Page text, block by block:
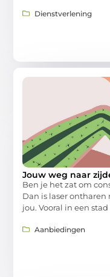
Dienstverlening
Jouw weg naar
Ben je het zat om
Dan is laser ontharen
jou. Vooral in een stad
Aanbiedingen